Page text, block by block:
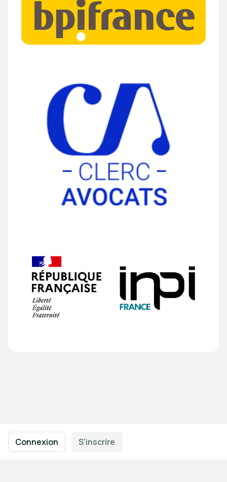
Connexion S'inscrire
Navigation en pied de page
Conditions d'utilisationPolitique de confidentialité
Mentions légales